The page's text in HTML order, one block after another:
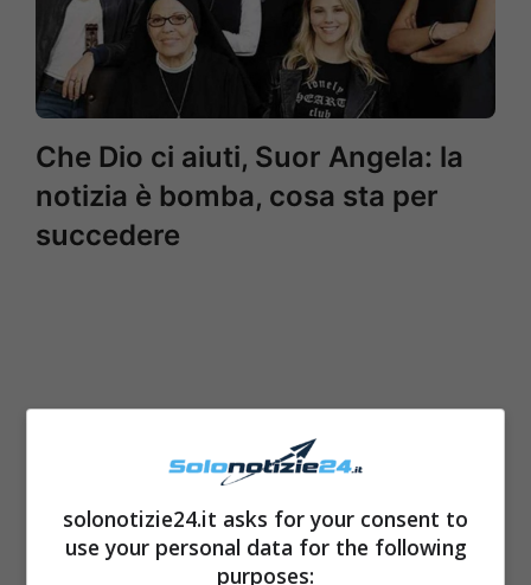
Che Dio ci aiuti, Suor Angela: la
notizia è bomba, cosa sta per
succedere
solonotizie24.it asks for your consent to
use your personal data for the following
purposes: